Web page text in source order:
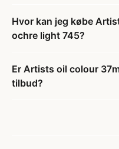
Hvor kan jeg købe
ochre light 745?
Er Artists oil colour
tilbud?